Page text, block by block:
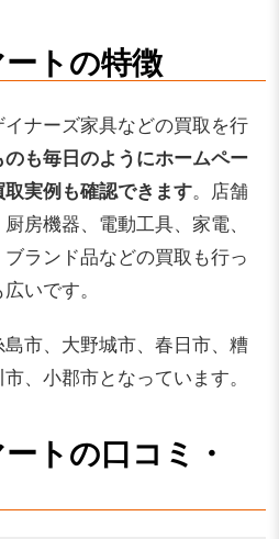
トの特徴
ナーズ家具などの買取を行
も毎日のようにホームペー
実例も確認できます。店舗
房機器、電動工具、家電、
ランド品などの買取も行っ
いです。
市、大野城市、春日市、糟
、小郡市となっています。
トの口コミ・